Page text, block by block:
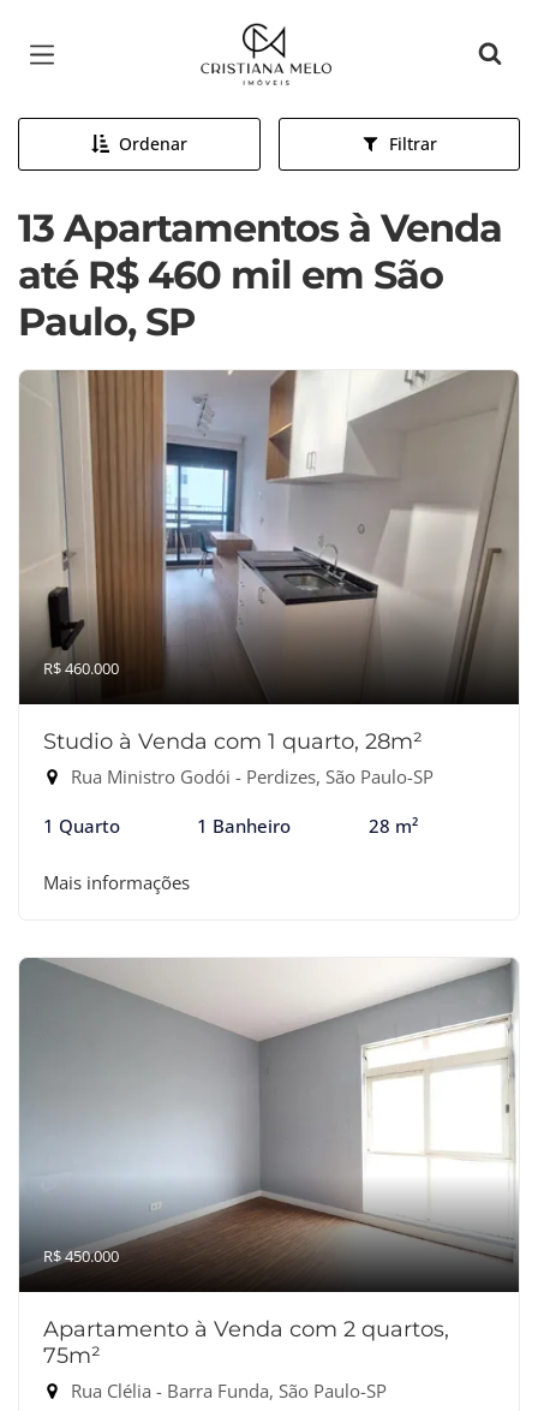
Página inicial
Ordenar Filtrar
13 Apartamentos à Venda
até R$ 460 mil em São
Paulo, SP
R$ 460.000
Studio à Venda com 1 quarto, 28m²
Rua Ministro Godói - Perdizes, São Paulo-SP
1 Quarto 1 Banheiro 28 m²
Mais informações
R$ 450.000
Apartamento à Venda com 2 quartos,
75m²
Rua Clélia - Barra Funda, São Paulo-SP